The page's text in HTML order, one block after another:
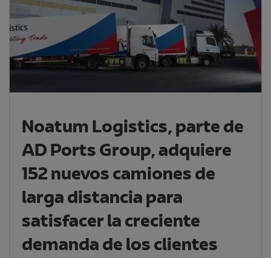
Noatum Logistics, parte de
AD Ports Group, adquiere
152 nuevos camiones de
larga distancia para
satisfacer la creciente
demanda de los clientes